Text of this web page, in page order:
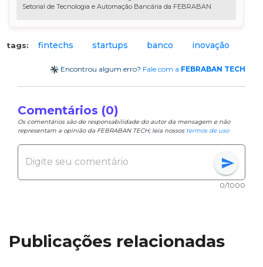
Setorial de Tecnologia e Automação Bancária da FEBRABAN
tags: fintechs startups banco inovação
Encontrou algum erro? Fale com a FEBRABAN TECH
Comentários (0)
Os comentários são de responsabilidade do autor da mensagem e não
representam a opinião da FEBRABAN TECH; leia nossos termos de uso
send
0/1000
Publicações relacionadas